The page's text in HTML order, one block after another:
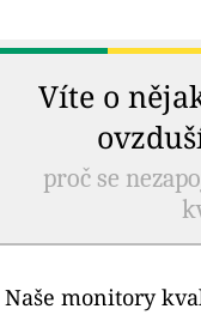
Víte o
proč se
Naše monitory